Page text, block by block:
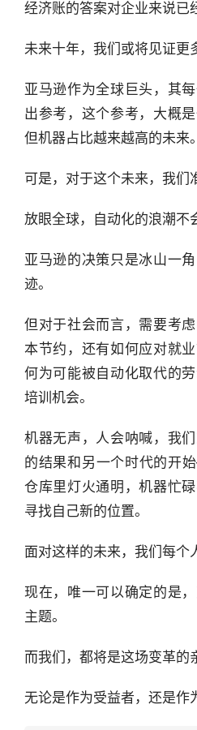
深
经
数
据
研
报
创
之
商
机
合
圈
经济账的答案对企业来说已
未来十年，我们或将见证更
亚马逊作为全球巨头，其
出参考，这个参考，大概
但机器占比越来越高的未来。
可是，对于这个未来，我们
放眼全球，自动化的浪潮不
亚马逊的决策只是冰山一
迹。
但对于社会而言，需要考
本节约，还有如何应对就
何为可能被自动化取代的
培训机会。
机器无声，人会呐喊，我
的结果和另一个时代的开
仓库里灯火通明，机器忙
寻找自己新的位置。
面对这样的未来，我们每个
现在，唯一可以确定的是
主题。
而我们，都将是这场变革的
无论是作为受益者，还是作